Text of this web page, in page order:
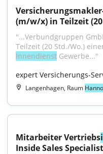
(m/w/x) in Teilzeit
"...Verbundgruppen
Teilzeit (20 Std./Wo.)
Innendienst Gewerbe..."
expert Versicherungs-
Langenhagen, Raum
Mitarbeiter Vertriebs
Inside Sales